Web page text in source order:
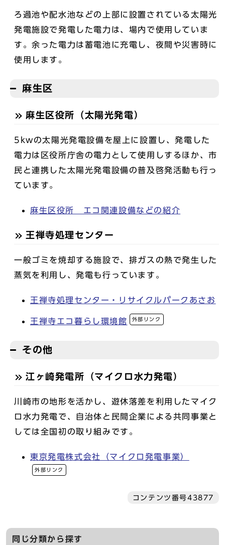
ろ過池や配水池などの上部に設置されている太陽光
発電施設で発電した電力は、場内で使用していま
す。余った電力は蓄電池に充電し、夜間や災害時に
使用します。
麻生区
麻生区役所（太陽光発電）
5kwの太陽光発電設備を屋上に設置し、発電した
電力は区役所庁舎の電力として使用しするほか、市
民と連携した太陽光発電設備の普及啓発活動も行っ
ています。
麻生区役所 エコ関連設備などの紹介
王禅寺処理センター
一般ゴミを焼却する施設で、排ガスの熱で発生した
蒸気を利用し、発電も行っています。
王禅寺処理センター・リサイクルパークあさお
王禅寺エコ暮らし環境館 外部リンク
その他
江ヶ崎発電所（マイクロ水力発電）
川崎市の地形を活かし、遊休落差を利用したマイク
ロ水力発電で、自治体と民間企業による共同事業と
しては全国初の取り組みです。
東京発電株式会社（マイクロ発電事業）
外部リンク
コンテンツ番号43877
同じ分類から探す